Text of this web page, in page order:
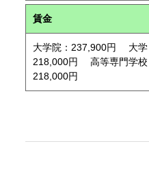
賃金
大学院：237,900円 大
218,000円 高等専門学
218,000円